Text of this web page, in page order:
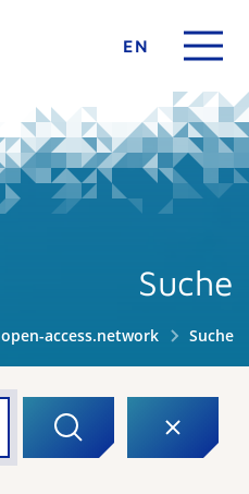
EN
Suche
open-access.network Suche